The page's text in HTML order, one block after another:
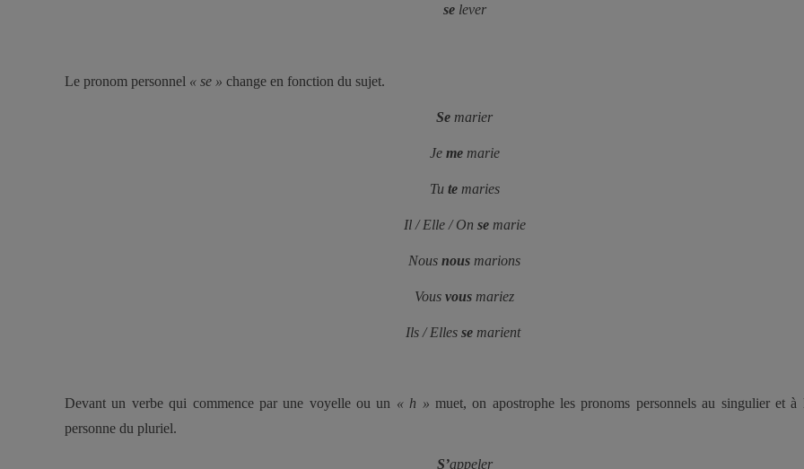
selever
Le pronom personnel « se » change en fonction du sujet.
Se marier
Je memarie
Tu temaries
Il / Elle / On semarie
Nous nous marions
Vous vous mariez
Ils / Elles semarient
Devant un verbe qui commence par une voyelle ou un « h » muet, on apostrophe les pronoms personnels au singulier et à
personne du pluriel.
S’appeler